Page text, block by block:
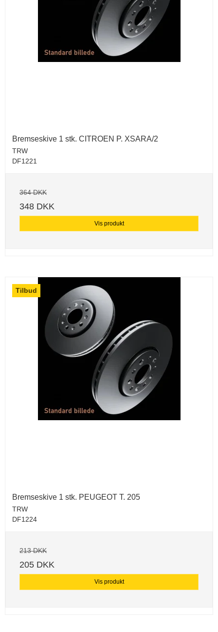
Bremseskive 1 stk. CITROEN P. XSARA/2
TRW
DF1221
364 DKK
348 DKK
Vis produkt
Tilbud
Bremseskive 1 stk. PEUGEOT T. 205
TRW
DF1224
213 DKK
205 DKK
Vis produkt